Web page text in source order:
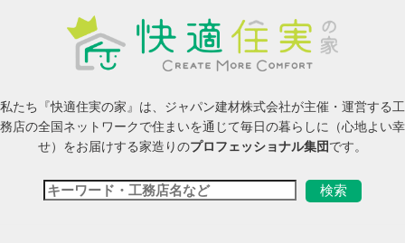
私たち『快適住実の家』は、ジャパン建材株式会社が主催・運営する工
務店の全国ネットワークで住まいを通じて毎日の暮らしに（心地よい幸
せ）をお届けする家造りのプロフェッショナル集団です。